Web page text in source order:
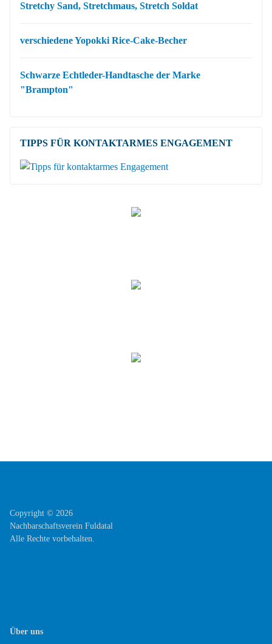
Stretchy Sand, Stretchmaus, Stretch Soldat
verschiedene Yopokki Rice-Cake-Becher
Schwarze Echtleder-Handtasche der Marke
"Brampton"
TIPPS FÜR KONTAKTARMES ENGAGEMENT
Copyright © 2026
Nachbarschaftsverein Fuldatal
Alle Rechte vorbehalten.
Über uns